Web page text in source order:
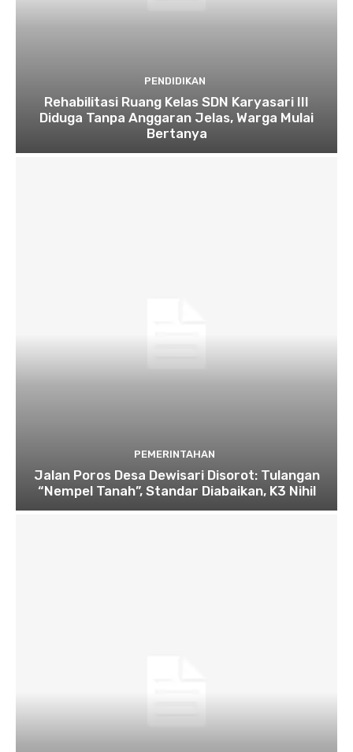
PENDIDIKAN
Rehabilitasi Ruang Kelas SDN Karyasari III
Diduga Tanpa Anggaran Jelas, Warga Mulai
Bertanya
PEMERINTAHAN
Jalan Poros Desa Dewisari Disorot: Tulangan
“Nempel Tanah”, Standar Diabaikan, K3 Nihil